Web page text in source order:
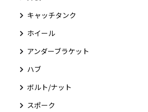
キャッチタンク
ホイール
アンダーブラケット
ハブ
ボルト/ナット
スポーク